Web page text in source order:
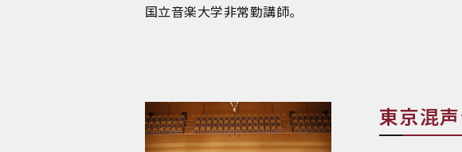
国立音楽大学非常勤講師。
東京混